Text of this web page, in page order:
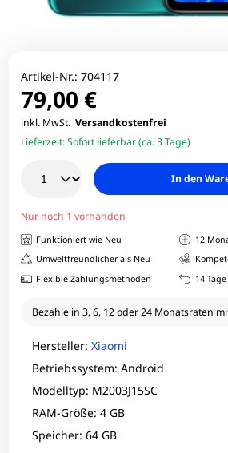
Artikel-Nr.: 704117
79,00 €
inkl. MwSt. Versandkostenfrei
Lieferzeit:Sofort lieferbar (ca. 3 Tage)
In den
Nur noch 1 vorhanden
Funktioniert wie Neu
12
Umweltfreundlicher als Neu
Flexible Zahlungsmethoden
14
Bezahle in 3, 6, 12 oder 24 Monatsraten
Hersteller: Xiaomi
Betriebssystem: Android
Modelltyp: M2003J15SC
RAM-Größe: 4 GB
Speicher: 64 GB